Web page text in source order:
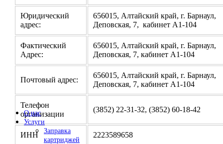
О нас
Услуги
Заправка
картриджей
Юридический
адрес:
656015, Алтайский край, г. Барнаул,
Деповская, 7, кабинет А1-104
Фактический
Адрес:
656015, Алтайский край, г. Барнаул,
Деповская, 7, кабинет А1-104
Почтовый адрес:
656015, Алтайский край, г. Барнаул,
Деповская, 7, кабинет А1-104
Телефон
организации
(3852) 22-31-32, (3852) 60-18-42
ИНН 2223589658